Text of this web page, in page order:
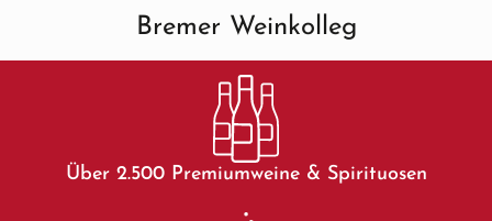
Bremer Weinkolleg
Über 2.500 Premiumweine & Spirituosen